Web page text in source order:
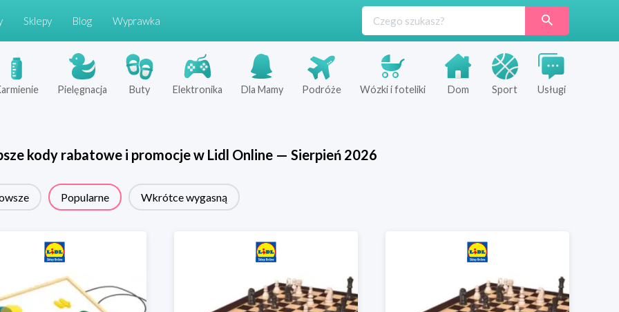
Sklepy Blog Wyprawka
Pielęgnacja Buty Elektronika Dla Mamy Podróże Wózki i foteliki Dom Sport Usługi
kody rabatowe i promocje w Lidl Online— Sierpień 2026
Popularne Wkrótce wygasną